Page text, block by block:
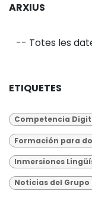
ARXIUS
ETIQUETES
Competencia
Formación para
Inmersiones
Noticias del Grupo